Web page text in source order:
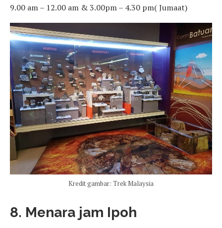
9.00 am – 12.00 am & 3.00pm – 4.30 pm( Jumaat)
Kredit gambar: Trek Malaysia
8. Menara jam Ipoh